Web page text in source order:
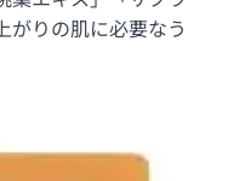
がりの肌に必要なう